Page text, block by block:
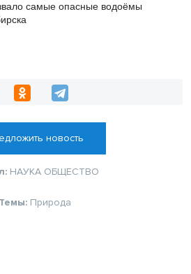
самые опасные водоёмы
новость
НАУКА ОБЩЕСТВО
Темы: Природа